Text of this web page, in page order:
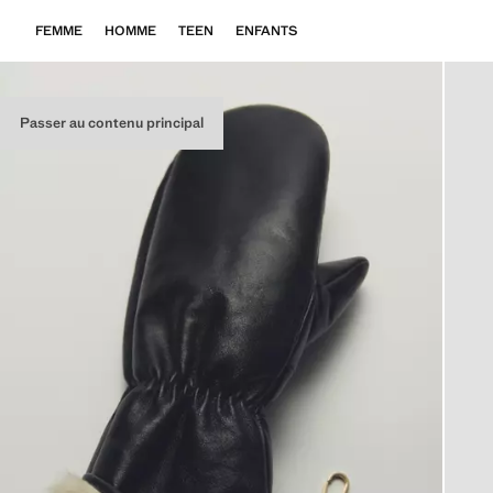
Passer au contenu principal
FEMME HOMME TEEN ENFANTS